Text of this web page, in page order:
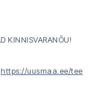
KINNISVARANÕU!
https://uusmaa.ee/tee